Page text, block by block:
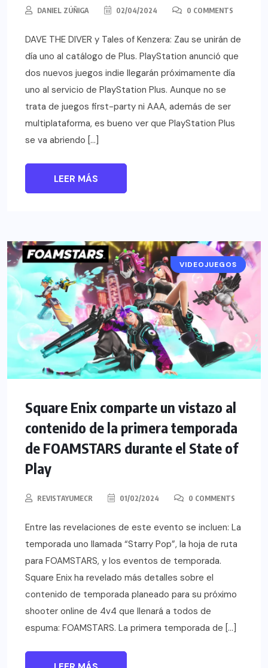
DANIEL ZÚÑIGA 02/04/2024 0 COMMENTS
DAVE THE DIVER y Tales of Kenzera: Zau se unirán de
día uno al catálogo de Plus. PlayStation anunció que
dos nuevos juegos indie llegarán próximamente día
uno al servicio de PlayStation Plus. Aunque no se
trata de juegos first-party ni AAA, además de ser
multiplataforma, es bueno ver que PlayStation Plus
se va abriendo […]
LEER MÁS
NOTICIAS
VIDEOJUEGOS
Square Enix comparte un vistazo al
contenido de la primera temporada
de FOAMSTARS durante el State of
Play
REVISTAYUMECR 01/02/2024 0 COMMENTS
Entre las revelaciones de este evento se incluen: La
temporada uno llamada “Starry Pop”, la hoja de ruta
para FOAMSTARS, y los eventos de temporada.
Square Enix ha revelado más detalles sobre el
contenido de temporada planeado para su próximo
shooter online de 4v4 que llenará a todos de
espuma: FOAMSTARS. La primera temporada de […]